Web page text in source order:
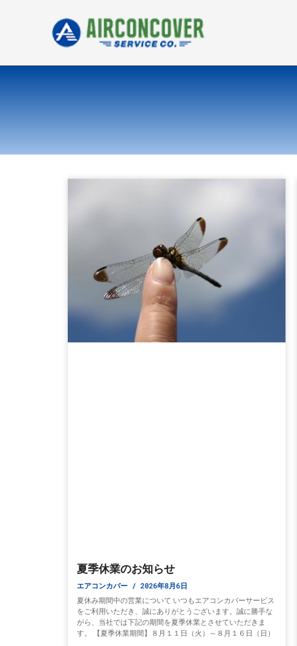
キ
夏季休業のお知らせ
エアコンカバー 2026年8月6日
夏休み期間中の営業について いつもエアコンカバーサービス
をご利用いただき、誠にありがとうございます。誠に勝手な
がら、当社では下記の期間を夏季休業とさせていただきま
す。 【夏季休業期間】８月１１日（火）～８月１６日（日）